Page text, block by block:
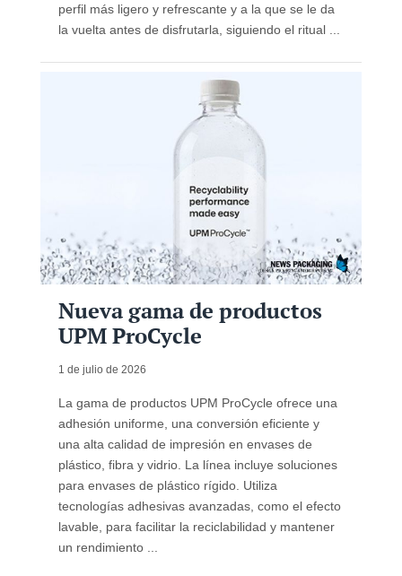
perfil más ligero y refrescante y a la que se le da
la vuelta antes de disfrutarla, siguiendo el ritual ...
Nueva gama de productos
UPM ProCycle
1 de julio de 2026
La gama de productos UPM ProCycle ofrece una
adhesión uniforme, una conversión eficiente y
una alta calidad de impresión en envases de
plástico, fibra y vidrio. La línea incluye soluciones
para envases de plástico rígido. Utiliza
tecnologías adhesivas avanzadas, como el efecto
lavable, para facilitar la reciclabilidad y mantener
un rendimiento ...